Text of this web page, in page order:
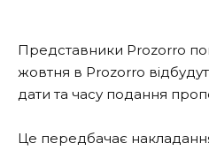
Представники Prozorro
жовтня в Prozorro
дати та часу подання
Це передбачає